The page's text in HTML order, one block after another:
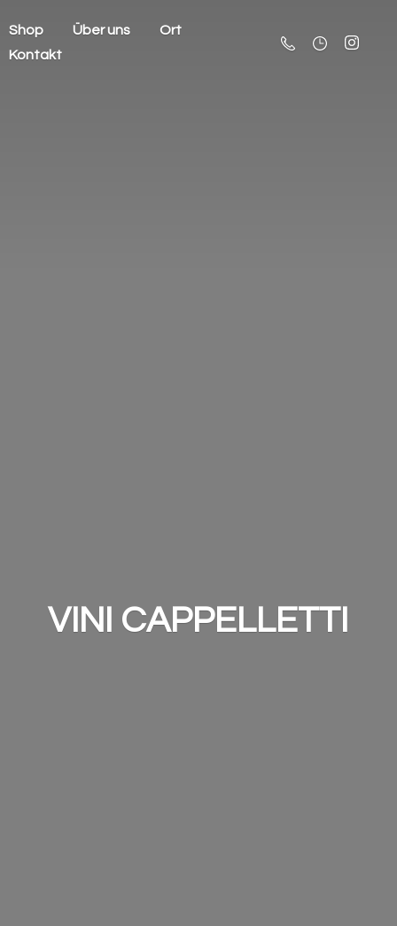
Shop Über uns
Ort
Kontakt
VINI CAPPELLETTI